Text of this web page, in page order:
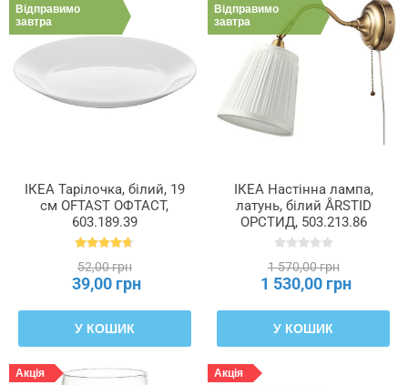
Відправимо
завтра
ІКЕА Тарілочка, білий, 19
см OFTAST ОФТАСТ,
603.189.39
52,00 грн
39,00 грн
У КОШИК
Відправимо
завтра
ІКЕА Настінна лампа,
латунь, білий ÅRSTID
ОРСТИД, 503.213.86
1 570,00 грн
1 530,00 грн
У КОШИК
Акція
Акція